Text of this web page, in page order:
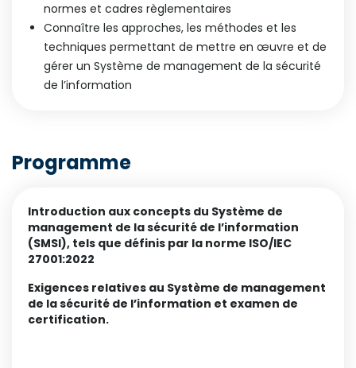
normes et cadres règlementaires
Connaître les approches, les méthodes et les
techniques permettant de mettre en œuvre et de
gérer un Système de management de la sécurité
de l’information
Programme
Introduction aux concepts du Système de
management de la sécurité de l’information
(SMSI), tels que définis par la norme ISO/IEC
27001:2022
Exigences relatives au Système de management
de la sécurité de l’information et examen de
certification.